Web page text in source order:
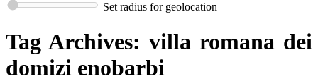
Set radius for geolocation
Tag Archives: villa romana dei
domizi enobarbi